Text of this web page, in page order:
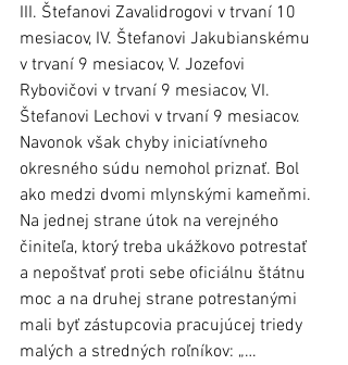
III. Štefanovi Zavalidrogovi v trvaní 10
mesiacov, IV. Štefanovi Jakubianskému
v trvaní 9 mesiacov, V. Jozefovi
Rybovičovi v trvaní 9 mesiacov, VI.
Štefanovi Lechovi v trvaní 9 mesiacov.
Navonok však chyby iniciatívneho
okresného súdu nemohol priznať. Bol
ako medzi dvomi mlynskými kameňmi.
Na jednej strane útok na verejného
činiteľa, ktorý treba ukážkovo potrestať
a nepoštvať proti sebe oficiálnu štátnu
moc a na druhej strane potrestanými
mali byť zástupcovia pracujúcej triedy
malých a stredných roľníkov: „…